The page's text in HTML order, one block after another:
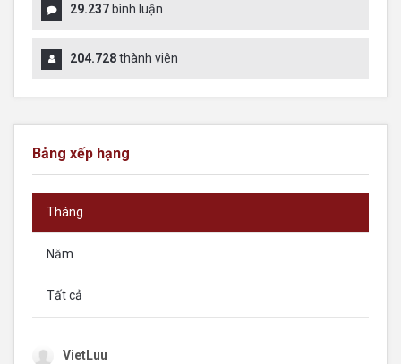
29.237 bình luận
204.728thành viên
Bảng xếp hạng
Tháng
Năm
Tất cả
VietLuu